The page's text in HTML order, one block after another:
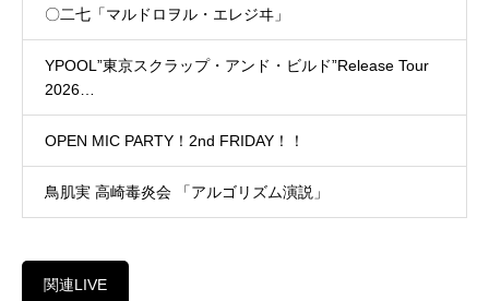
〇二七「マルドロヲル・エレジヰ」
YPOOL”東京スクラップ・アンド・ビルド”Release Tour
2026…
OPEN MIC PARTY！2nd FRIDAY！！
鳥肌実 高崎毒炎会 「アルゴリズム演説」
関連LIVE